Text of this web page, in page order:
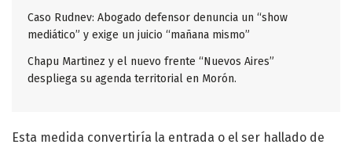
Caso Rudnev: Abogado defensor denuncia un “show
mediático” y exige un juicio “mañana mismo”
Chapu Martinez y el nuevo frente “Nuevos Aires”
despliega su agenda territorial en Morón.
Esta medida convertiría la entrada o el ser hallado de